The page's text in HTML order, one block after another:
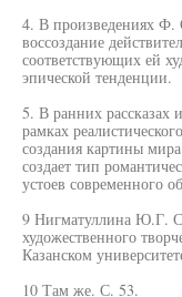
4. В произведениях Ф.
воссоздание
соответствующих ей
эпической тенденции.
5. В ранних рассказах
рамках
создания картины
создает тип
устоев современного
9 Нигматуллина Ю.Г.
художественного
Казанском
10 Там же. С. 53.